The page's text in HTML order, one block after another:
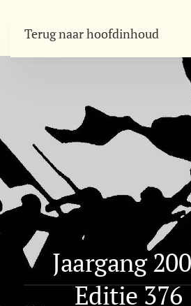
Terug naar hoofdinhoud
Jaargang
Editie 376